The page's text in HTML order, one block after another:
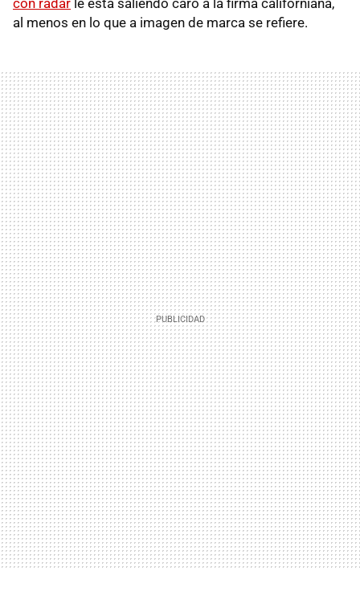
al menos en lo que a imagen de marca se refiere.